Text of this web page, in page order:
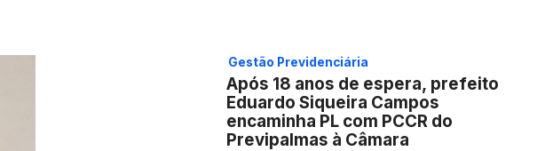
Gestão Previdenciária
Após 18 anos de espera, prefeito
Eduardo Siqueira Campos
encaminha PL com PCCR do
Previpalmas à Câmara